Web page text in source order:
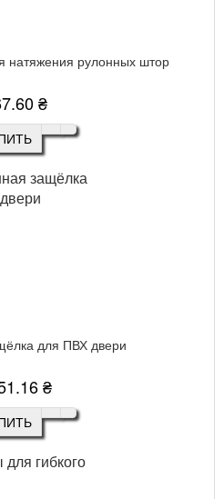
натяжения рулонных штор
₴
для ПВХ двери
₴